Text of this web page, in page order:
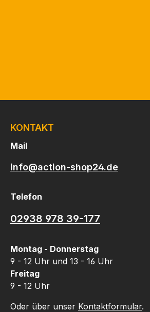
KONTAKT
Mail
info@action-shop24.de
Telefon
02938 978 39-177
Montag - Donnerstag
9 - 12 Uhr und 13 - 16 Uhr
Freitag
9 - 12 Uhr
Oder über unser Kontaktformular.